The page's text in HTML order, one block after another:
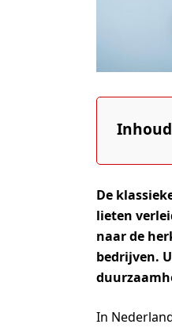
Inhoud
De
lieten
naar de
bedrijven.
In